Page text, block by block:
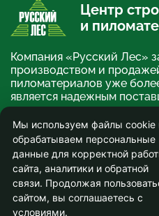
Центр
и
Компания «Русский Лес»
производством и
пиломатериалов уже
является надежным
строительных и
материалов.
О компании
© ООО «Русский Лес» 2013-2026.
офертой и носит ознакомительный
Используя сайт, вы соглашаетесь на
Соглашение на обработку персональных
×
Мы используем файлы cookie
обрабатываем персональные
данные для корректной
сайта, аналитики и обратной
связи. Продолжая
сайтом, вы соглашаетесь с
условиями.